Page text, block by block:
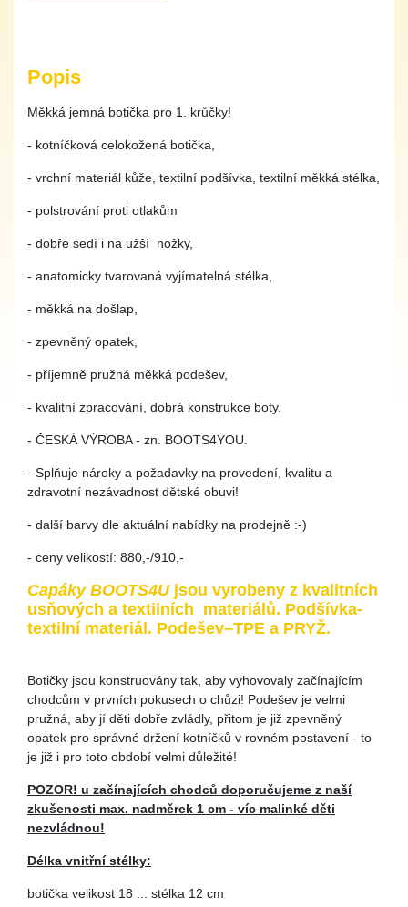
Popis
Měkká jemná botička pro 1. krůčky!
- kotníčková celokožená botička,
- vrchní materiál kůže, textilní podšívka, textilní měkká stélka,
- polstrování proti otlakům
- dobře sedí i na užší nožky,
- anatomicky tvarovaná vyjímatelná stélka,
- měkká na došlap,
- zpevněný opatek,
- příjemně pružná měkká podešev,
- kvalitní zpracování, dobrá konstrukce boty.
- ČESKÁ VÝROBA - zn. BOOTS4YOU.
- Splňuje nároky a požadavky na provedení, kvalitu a
zdravotní nezávadnost dětské obuvi!
- další barvy dle aktuální nabídky na prodejně :-)
- ceny velikostí: 880,-/910,-
Capáky BOOTS4Ujsou vyrobeny z kvalitních
usňových a textilních materiálů. Podšívka-
textilní materiál. Podešev–TPE a PRYŽ.
Botičky jsou konstruovány tak, aby vyhovovaly začínajícím
chodcům v prvních pokusech o chůzi! Podešev je velmi
pružná, aby jí děti dobře zvládly, přitom je již zpevněný
opatek pro správné držení kotníčků v rovném postavení - to
je již i pro toto období velmi důležité!
POZOR! u začínajících chodců doporučujeme z naší
zkušenosti max. nadměrek 1 cm - víc malinké děti
nezvládnou!
Délka vnitřní stélky:
botička velikost 18 ... stélka 12 cm